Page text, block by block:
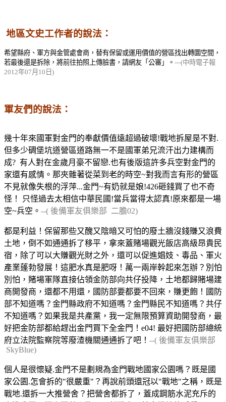
地區文史工作者的說法：
希望縣府、軍方與金管處會商，替有保留或運用價值的營區找出轉圜空間，
若最後還是拆除，將前往拍照上傳臉書，請網友「公審」。 ---(中時電子報
2012年07 月 10 日)
軍友們的說法：
幾十年來國軍對金門的奉獻價值遠超過破壞!戰地拆屋是不對.
但多少碉堡坑道營區道路無一不是國軍弟兄流汗出力建構而
成? 有人對在金歲月豪不留戀.也有後版這許多兵空對金門的
家還有感情。那夾雜著從菜到老的時空~對我而言有形的營區
不見就像失根的浮萍...金門~有奶就是娘!426砸錢買了也不奇
怪！ 只怪過去太相信中華民國!當兵當得太認真!原來都是一場
空~兵空。 --( 後備軍友俱樂部 二膽02)
都是利益！保留那些又醜又陰暗又可怕的廢土牆沒錢賺又浪費
土地，倒不如通通拆了移平，拿來蓋賭場觀光飯店高級昂貴民
宿，除了可以大賺觀光財之外，還可以促進娼妓、毒品、軍火
產業蓬勃發展！這肥水真是肥呀！萬一兩岸幹起來怎辦？別怕
別怕，賭場軍隊直接佔領金防部向共仔投降，土地都歸賭場建
商開發商，還都不用還，國防部要都要不回來，賺更飽！國防
部不知道嗎？金門縣政府不知道嗎？金門縣民不知道嗎？共仔
不知道嗎？如果我是共產黨，我一定無限預算資助開發商，最
好把金防部都給趕出金門買下全金門！ e04! 最好把國防部總統
府立法院監察院等廢渣機關通通拆了吧！ --( 後備軍友俱樂部
SkyBlue)
個人是很懷疑.金門不是劃規為金門戰地國家公園嗎？既是國
家公園.怎會拆的"很嚴重"？再說前頭還冠以"戰地"之稱，既是
戰地.還拆一大推營舍？把營舍都拆了，蓋成鋼筋水泥充斥的